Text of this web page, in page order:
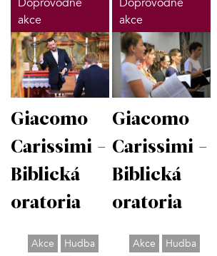
akce
Giacomo
Carissimi -
Biblická
oratoria
Akce
Hudba
akce
Giacomo
Carissimi -
Biblická
oratoria
Akce
Hudba